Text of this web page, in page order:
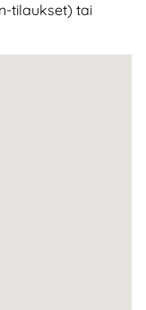
tilaukset) tai